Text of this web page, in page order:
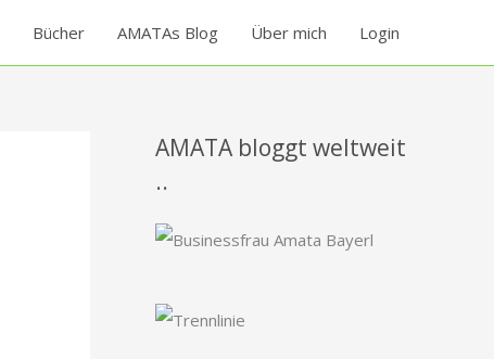
Bücher AMATAs Blog Über mich Login
AMATA bloggt weltweit
..